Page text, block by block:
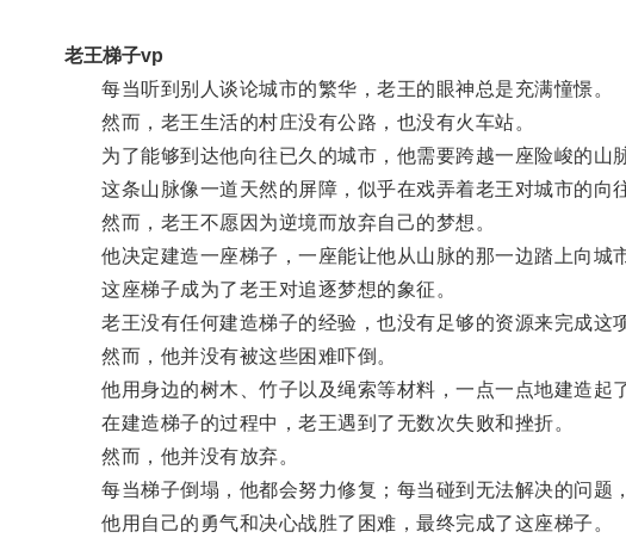
老王梯子vp
每当听到别人谈论城市的繁华，老王的眼神总是充满憧憬。
然而，老王生活的村庄没有公路，也没有火车站。
为了能够到达他向往已久的城市，他需要跨越一座险峻的山脉
这条山脉像一道天然的屏障，似乎在戏弄着老王对城市的向往
然而，老王不愿因为逆境而放弃自己的梦想。
他决定建造一座梯子，一座能让他从山脉的那一边踏上向城市
这座梯子成为了老王对追逐梦想的象征。
老王没有任何建造梯子的经验，也没有足够的资源来完成这项
然而，他并没有被这些困难吓倒。
他用身边的树木、竹子以及绳索等材料，一点一点地建造起了
在建造梯子的过程中，老王遇到了无数次失败和挫折。
然而，他并没有放弃。
每当梯子倒塌，他都会努力修复；每当碰到无法解决的问题
他用自己的勇气和决心战胜了困难，最终完成了这座梯子。